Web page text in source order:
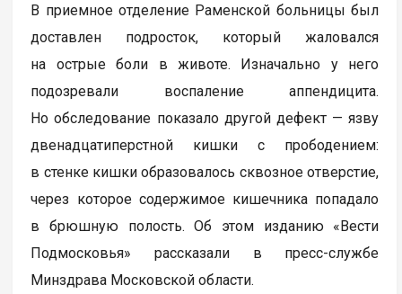
В приемное отделение Раменской больницы был
доставлен подросток, который жаловался
на острые боли в животе. Изначально у него
подозревали воспаление аппендицита.
Но обследование показало другой дефект — язву
двенадцатиперстной кишки с прободением:
в стенке кишки образовалось сквозное отверстие,
через которое содержимое кишечника попадало
в брюшную полость. Об этом изданию «Вести
Подмосковья» рассказали в пресс-службе
Минздрава Московской области.